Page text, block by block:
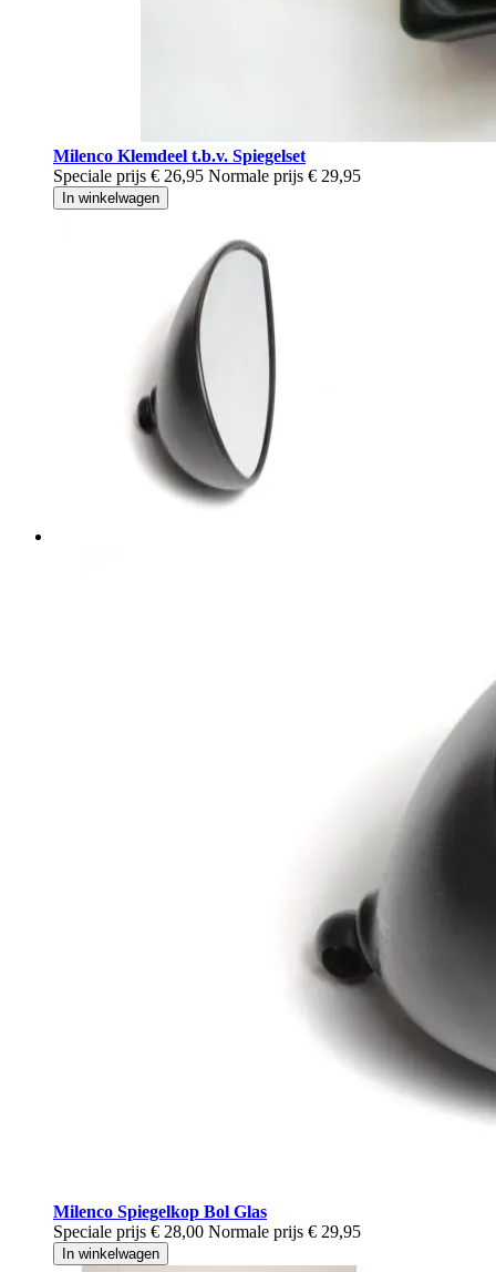
Milenco Klemdeel t.b.v. Spiegelset
Speciale prijs € 26,95 Normale prijs € 29,95
In winkelwagen
Milenco Spiegelkop Bol Glas
Speciale prijs € 28,00 Normale prijs € 29,95
In winkelwagen